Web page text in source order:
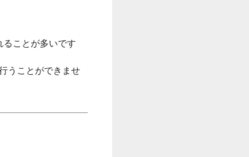
ことが多いです
うことができませ